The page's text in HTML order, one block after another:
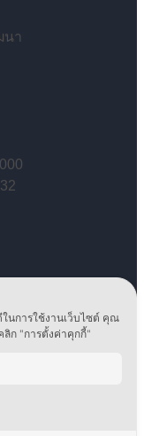
นา
นการใช้งานเว็บไซต์ คุณ
ลิก "การตั้งค่าคุกกี้"